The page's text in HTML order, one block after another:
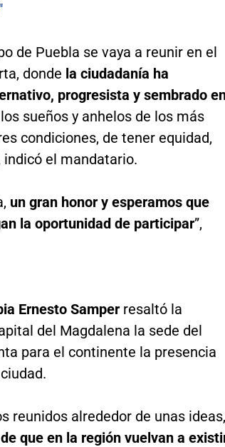
de Puebla se vaya a reunir en el
donde la ciudadanía ha
progresista y sembrado
sueños y anhelos de los más
condiciones, de tener equidad,
indicó el mandatario.
un gran honor y esperamos que
la oportunidad de participar”,
Ernesto Samper resaltó la
del Magdalena la sede del
para el continente la presencia
reunidos alrededor de unas ideas,
que en la región vuelvan a